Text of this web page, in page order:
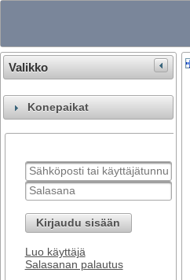
Valikko
Konepaikat
Kirjaudu sisään
Luo käyttäjä
Salasanan palautus